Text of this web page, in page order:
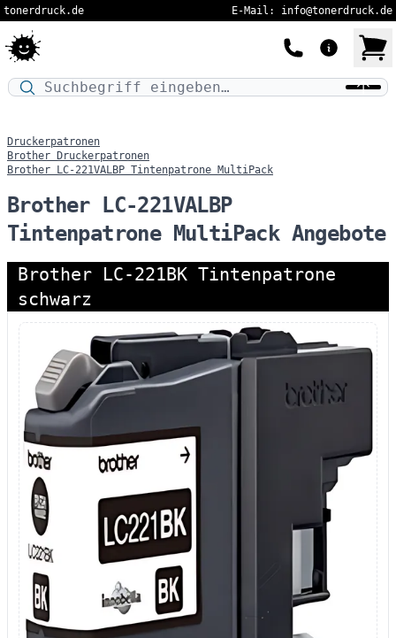
tonerdruck.de E-Mail: info@tonerdruck.de
Druckermodell oder Produktnamen eingeben…
Druckerpatronen
Brother Druckerpatronen
Brother LC-221VALBP Tintenpatrone MultiPack
Brother LC-221VALBP
Tintenpatrone MultiPack Angebote
Brother LC-221BK Tintenpatrone
schwarz